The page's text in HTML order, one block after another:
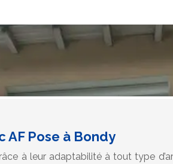
AF Pose à Bondy
à leur adaptabilité à tout type